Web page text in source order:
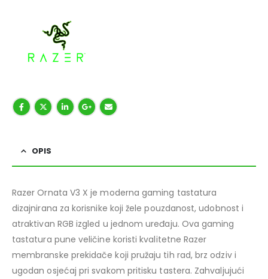
OPIS
Razer Ornata V3 X je moderna gaming tastatura
dizajnirana za korisnike koji žele pouzdanost, udobnost i
atraktivan RGB izgled u jednom uređaju. Ova gaming
tastatura pune veličine koristi kvalitetne Razer
membranske prekidače koji pružaju tih rad, brz odziv i
ugodan osjećaj pri svakom pritisku tastera. Zahvaljujući